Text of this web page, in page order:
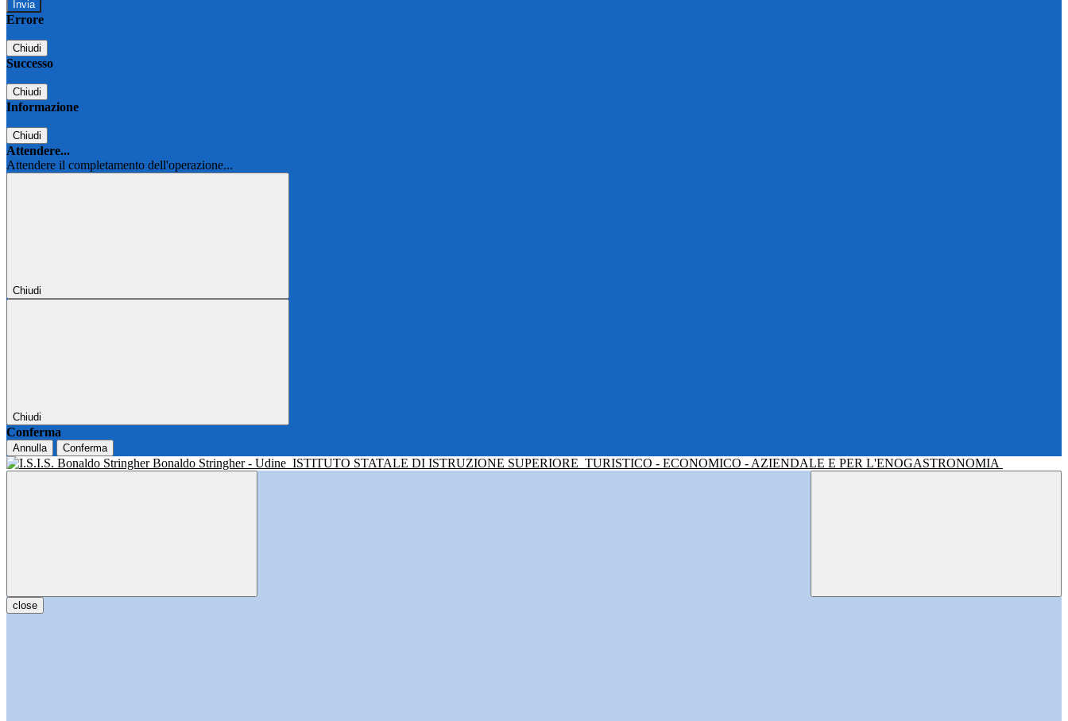
Errore
Chiudi
Successo
Chiudi
Informazione
Chiudi
Attendere...
Attendere il completamento dell'operazione...
Chiudi
Chiudi
Conferma
Annulla Conferma
Bonaldo Stringher - Udine ISTITUTO STATALE DI ISTRUZIONE SUPERIORE TURISTICO - ECONOMICO - AZIENDALE E PER L'ENOGASTRONOMIA
close